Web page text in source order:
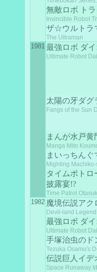
無敵ロボ ト
Invincible Robot
ザ☆ウルトラ
The Ultraman
1981 最強ロボ ダ
Ultimate Robot
太陽の牙ダグ
Fangs of the Sun
まんが水戸黄
Manga Mito
まいっちんぐ
Mighting
タイムポト
披露宴!?
Time Patrol
1982 魔境伝説アク
Devil-land
最強ロボ ダ
Ultimate Robot
手塚治虫のド
Tezuka Osamu's
伝説巨人イデ
Space Runaway